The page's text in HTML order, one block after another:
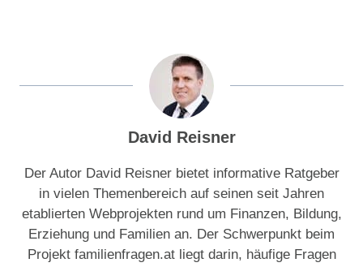
David Reisner
Der Autor David Reisner bietet informative Ratgeber
in vielen Themenbereich auf seinen seit Jahren
etablierten Webprojekten rund um Finanzen, Bildung,
Erziehung und Familien an. Der Schwerpunkt beim
Projekt familienfragen.at liegt darin, häufige Fragen